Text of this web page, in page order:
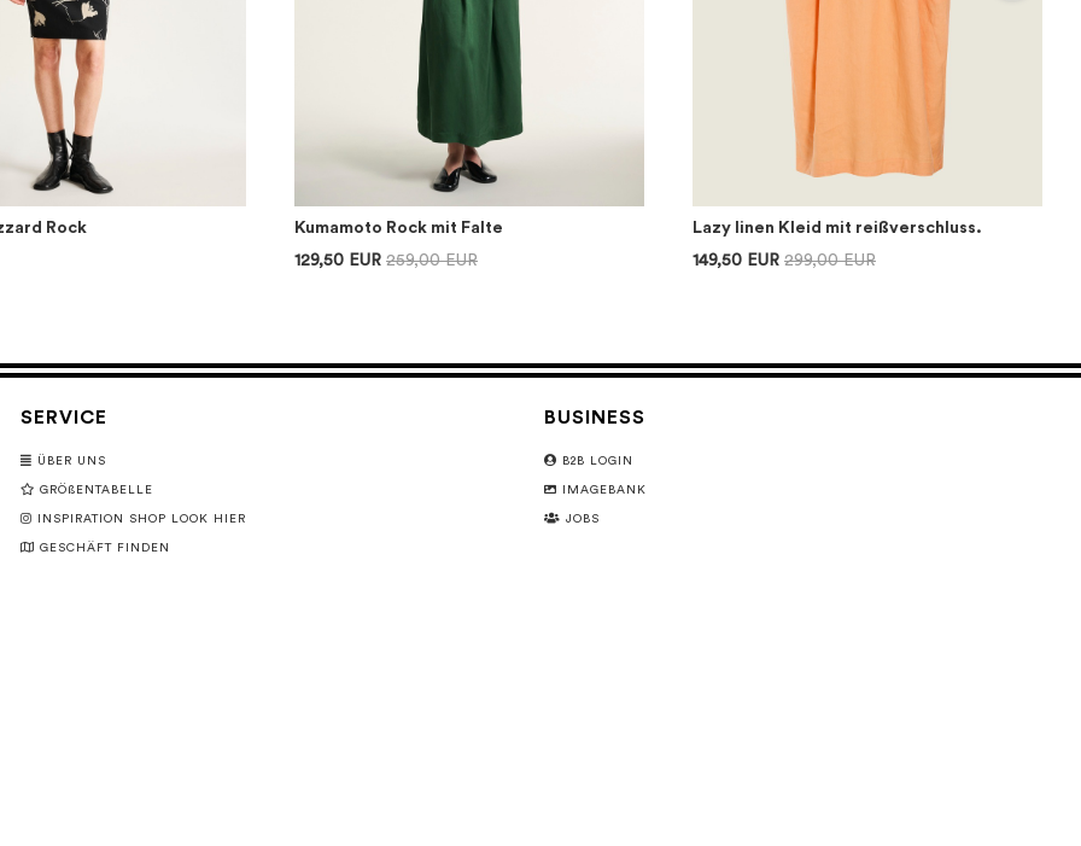
Rock
Kumamoto Rock mit Falte
129,50 EUR 259,00 EUR
Lazy linen Kleid mit reißverschluss.
149,50 EUR 299,00 EUR
SERVICE
ÜBER UNS
GRÖßENTABELLE
INSPIRATION SHOP LOOK HIER
GESCHÄFT FINDEN
BUSINESS
B2B LOGIN
IMAGEBANK
JOBS